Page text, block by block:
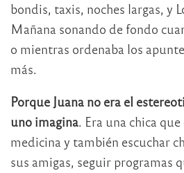
bondis, taxis, noches largas, y
Mañana sonando de fondo
o mientras ordenaba los
más.
Porque Juana no era el
uno imagina. Era una chica
medicina y también escuchar
sus amigas, seguir programas